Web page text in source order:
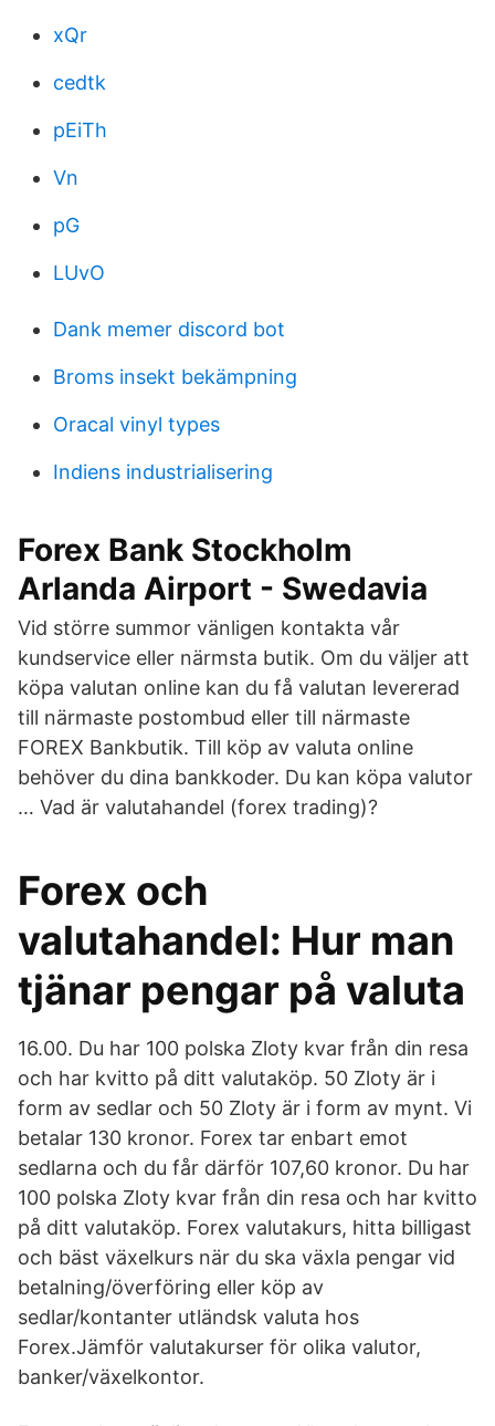
xQr
cedtk
pEiTh
Vn
pG
LUvO
Dank memer discord bot
Broms insekt bekämpning
Oracal vinyl types
Indiens industrialisering
Forex Bank Stockholm
Arlanda Airport - Swedavia
Vid större summor vänligen kontakta vår
kundservice eller närmsta butik. Om du väljer att
köpa valutan online kan du få valutan levererad
till närmaste postombud eller till närmaste
FOREX Bankbutik. Till köp av valuta online
behöver du dina bankkoder. Du kan köpa valutor
… Vad är valutahandel (forex trading)?
Forex och
valutahandel: Hur man
tjänar pengar på valuta
16.00. Du har 100 polska Zloty kvar från din resa
och har kvitto på ditt valutaköp. 50 Zloty är i
form av sedlar och 50 Zloty är i form av mynt. Vi
betalar 130 kronor. Forex tar enbart emot
sedlarna och du får därför 107,60 kronor. Du har
100 polska Zloty kvar från din resa och har kvitto
på ditt valutaköp. Forex valutakurs, hitta billigast
och bäst växelkurs när du ska växla pengar vid
betalning/överföring eller köp av
sedlar/kontanter utländsk valuta hos
Forex.Jämför valutakurser för olika valutor,
banker/växelkontor.